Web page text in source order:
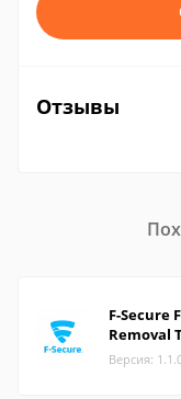
Отзывы
F-Secure
Removal
Версия: